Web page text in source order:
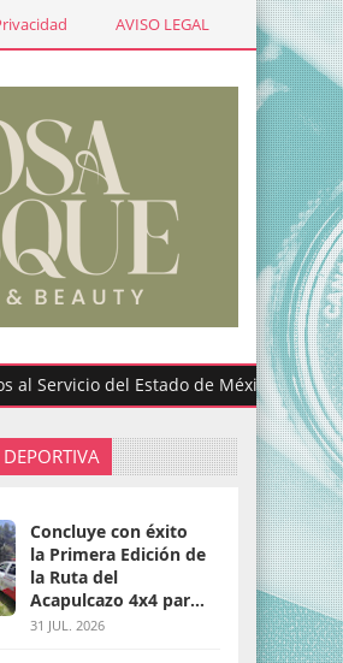
AVISO LEGAL
del Estado de México participa en
Concluye con éxito
la Primera Edición de
la Ruta del
Acapulcazo 4x4 para
parejas
31 JUL. 2026